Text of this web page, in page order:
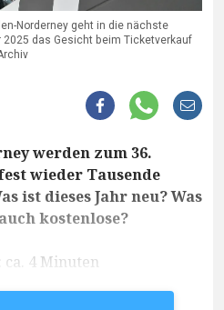
Norderney geht in die nächste
2025 das Gesicht beim Ticketverkauf
werden zum 36.
wieder Tausende
ist dieses Jahr neu? Was
kostenlose?
4 Minuten